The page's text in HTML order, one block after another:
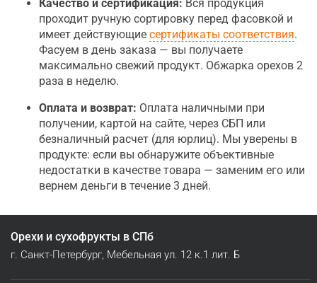
Качество и сертификация: Вся продукция
проходит ручную сортировку перед фасовкой и
имеет действующие сертификаты соответствия.
Фасуем в день заказа — вы получаете
максимально свежий продукт. Обжарка орехов 2
раза в неделю.
Оплата и возврат: Оплата наличными при
получении, картой на сайте, через СБП или
безналичный расчет (для юрлиц). Мы уверены в
продукте: если вы обнаружите объективные
недостатки в качестве товара — заменим его или
вернем деньги в течение 3 дней.
Орехи и сухофрукты в СПб
г. Санкт-Петербург, Мебельная ул. 12 к.1 лит. Б